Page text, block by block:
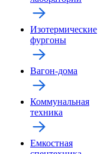
Изотермические
фургоны
Вагон-дома
Коммунальная
техника
Емкостная